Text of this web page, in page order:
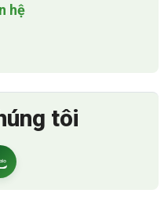
hệ
tôi